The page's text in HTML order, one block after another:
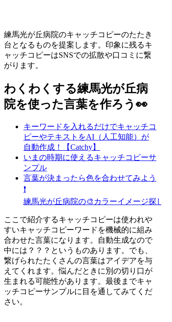
練馬光が丘病院のキャッチコピーのたたき
台となるものを提案します。印象に残るキ
ャッチコピーはSNSでの拡散や口コミに繋
がります。
わくわくする練馬光が丘病
院を使った言葉を作ろう👀
キーワードを入れるだけでキャッチコ
ピーやテキストをAI（人工知能）が
自動作成！【Catchy】
いまの時期に使えるキャッチコピーサ
ンプル
言葉が決まったら色を合わせてみよう
❗
練馬光が丘病院の🎨カラーイメージ探し
ここで紹介するキャッチコピーは使われや
すいキャッチコピーワードを機械的に組み
合わせた言葉になります。自動生成なので
中には？？？というものあります。でも、
繋げられたたくさんの言葉はアイデアを与
えてくれます。悩んだときに別の切り口が
生まれる可能性があります。最後までキャ
ッチコピーサンプルに目を通してみてくだ
さい。